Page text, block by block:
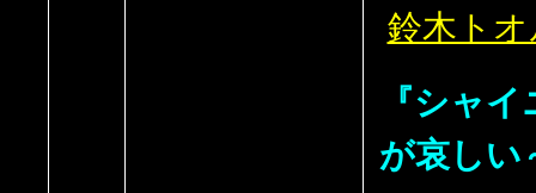
鈴木ト
『シャ
が哀しい